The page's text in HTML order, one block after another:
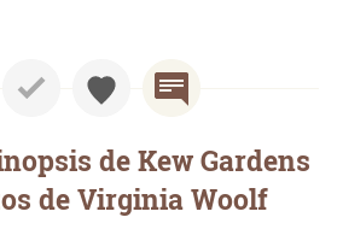
de Kew Gardens
de Virginia Woolf